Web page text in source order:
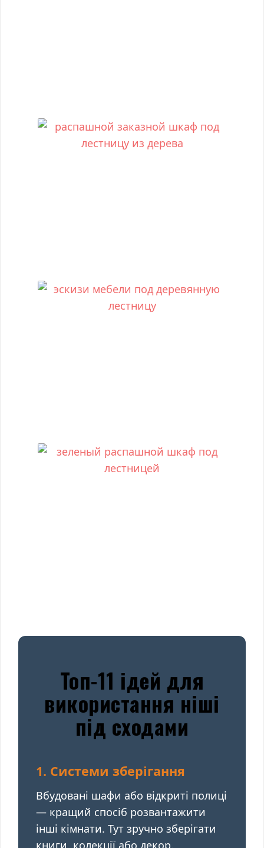
Топ-11 ідей для
використання ніші
під сходами
1. Системи зберігання
Вбудовані шафи або відкриті полиці
— кращий спосіб розвантажити
інші кімнати. Тут зручно зберігати
книги, колекції або декор.